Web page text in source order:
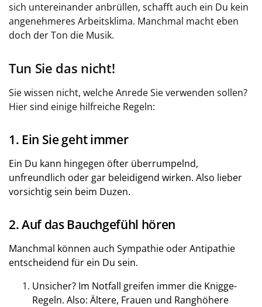
sich untereinander anbrüllen, schafft auch ein Du kein
angenehmeres Arbeitsklima. Manchmal macht eben
doch der Ton die Musik.
Tun Sie das nicht!
Sie wissen nicht, welche Anrede Sie verwenden sollen?
Hier sind einige hilfreiche Regeln:
1. Ein Sie geht immer
Ein Du kann hingegen öfter überrumpelnd,
unfreundlich oder gar beleidigend wirken. Also lieber
vorsichtig sein beim Duzen.
2. Auf das Bauchgefühl hören
Manchmal können auch Sympathie oder Antipathie
entscheidend für ein Du sein.
Unsicher? Im Notfall greifen immer die Knigge-
Regeln. Also: Ältere, Frauen und Ranghöhere